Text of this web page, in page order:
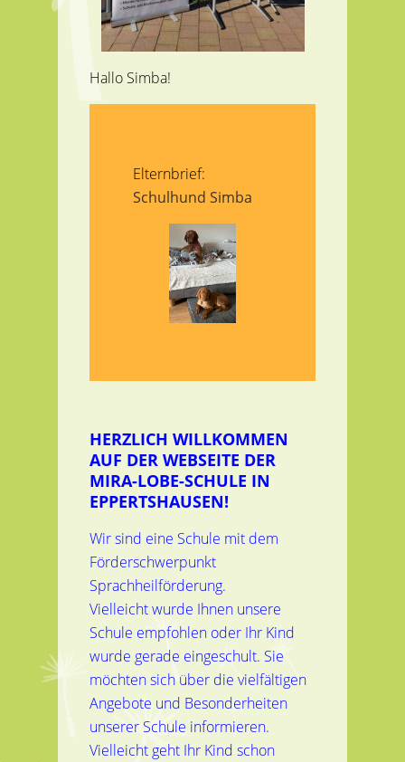
Hallo Simba!
Elternbrief:
Schulhund Simba
HERZLICH WILLKOMMEN
AUF DER WEBSEITE DER
MIRA-LOBE-SCHULE IN
EPPERTSHAUSEN!
Wir sind eine Schule mit dem
Förderschwerpunkt
Sprachheilförderung.
Vielleicht wurde Ihnen unsere
Schule empfohlen oder Ihr Kind
wurde gerade eingeschult. Sie
möchten sich über die vielfältigen
Angebote und Besonderheiten
unserer Schule informieren.
Vielleicht geht Ihr Kind schon